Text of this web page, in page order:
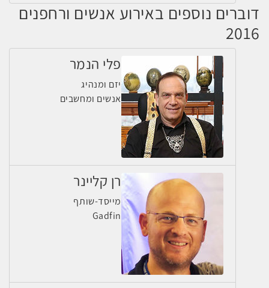
דוברים נוספים באירוע אנשים ורחפנים
2016
פלי הנמר
יזם ומנהיג
אנשים ומחשבים
רן קליינר
מייסד-שותף
Gadfin